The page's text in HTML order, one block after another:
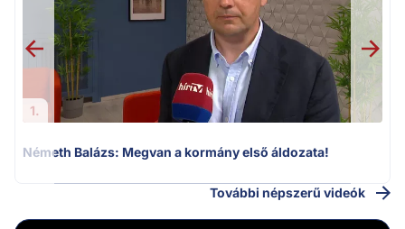
1.
Németh Balázs: Megvan a kormány első áldozata!
További népszerű videók